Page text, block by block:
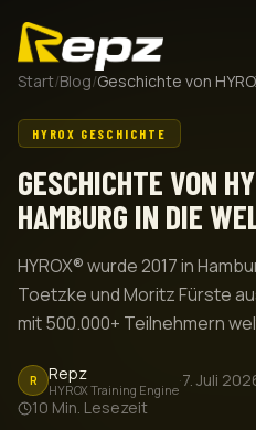
Start/Blog/
HYROX GESCHICHTE
GESCHICHTE VON
HAMBURG IN DIE
HYROX® wurde 2017 in
Toetzke und Moritz Fürste
mit 500.000+ Teilnehmern
R Repz
HYROX Training Engine·7. Juli
10 Min. Lesezeit